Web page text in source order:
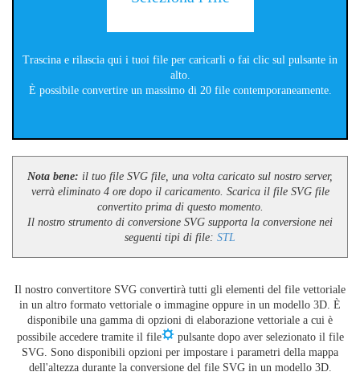
Trascina e rilascia qui i tuoi file per caricarli o fai clic sul pulsante in
alto.
È possibile convertire un massimo di 20 file contemporaneamente.
Nota bene: il tuo file SVG file, una volta caricato sul nostro server,
verrà eliminato 4 ore dopo il caricamento. Scarica il file SVG file
convertito prima di questo momento.
Il nostro strumento di conversione SVG supporta la conversione nei
seguenti tipi di file: STL
Il nostro convertitore SVG convertirà tutti gli elementi del file vettoriale
in un altro formato vettoriale o immagine oppure in un modello 3D. È
disponibile una gamma di opzioni di elaborazione vettoriale a cui è
possibile accedere tramite il file
pulsante dopo aver selezionato il file
SVG. Sono disponibili opzioni per impostare i parametri della mappa
dell'altezza durante la conversione del file SVG in un modello 3D.